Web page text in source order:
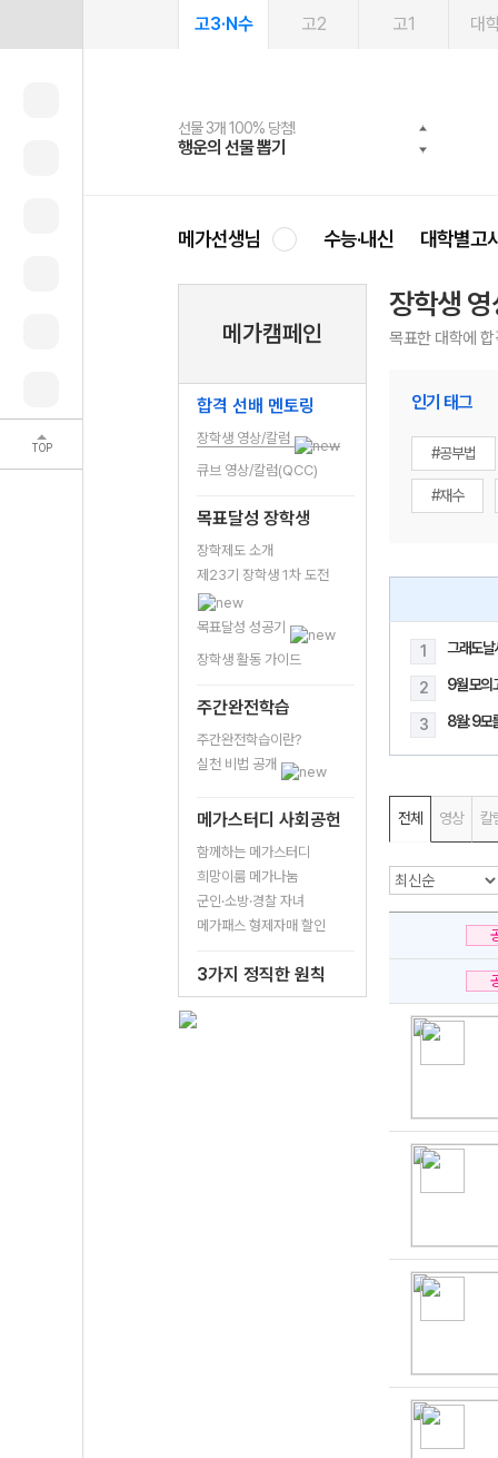
TOP
고3·N수 고2 고1 대
선물 3개 100% 당첨!
행운의 선물 뽑기
선물 100% 증정!
메가스터디 X 올리브
여름방학 스터디 캐시백
메가런 썸머스쿨
2027 러셀 단과
강사 공개선발
스마트러닝앱
설문 EVENT
메가패스
3일 무료 체험권
메가패스 수강생 무료혜택!
메가클럽 멤버십
사회공헌 캠페인
희망이룸 메가나눔
메가선생님 수능·내신 대학별고
메가캠페인
합격 선배 멘토링
장학생 영상/칼럼
큐브 영상/칼럼(QCC)
목표달성 장학생
장학제도 소개
제23기 장학생 1차 도전
목표달성 성공기
장학생 활동 가이드
주간완전학습
주간완전학습이란?
실천 비법 공개
메가스터디 사회공헌
함께하는 메가스터디
희망이룸 메가나눔
군인·소방·경찰 자녀
메가패스 형제자매 할인
3가지 정직한 원칙
장학생
목표한 대학에
인기 태그
#공부법
#재수
1 그래도날
2 9월 모의
3 8월: 9모
전체 영상 칼